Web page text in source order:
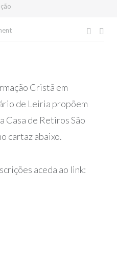
Cristã em
de Leiria propõem
Casa de Retiros São
cartaz abaixo.
aceda ao link: